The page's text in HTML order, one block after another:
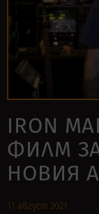
IRON
ФИЛМ
НОВИЯ
11 август 2021